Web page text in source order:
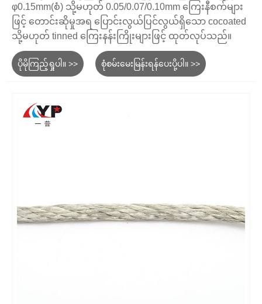
φ0.15mm(စံ) သို့မဟုတ် 0.05/0.07/0.10mm ကြေးနီစက်များ
ဖြင့် တောင်းဆိုမှုအရ ပြောင်းလွယ်ပြင်လွယ်ရှိသော cocoated
သို့မဟုတ် tinned ကြေးနန်းကြိုးများဖြင့် ထုတ်လုပ်သည်။
ပိုမိုကြည့်ရှုပါ။ >> စုံစမ်းမေးမြန်းရန်ပေးပို့ပါ။ >>